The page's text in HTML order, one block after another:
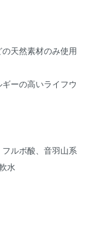
天然素材のみ使用
ーの高いライフウ
ルボ酸、音羽山系
水